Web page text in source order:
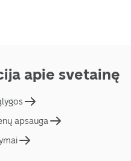
apie svetainę
apsauga